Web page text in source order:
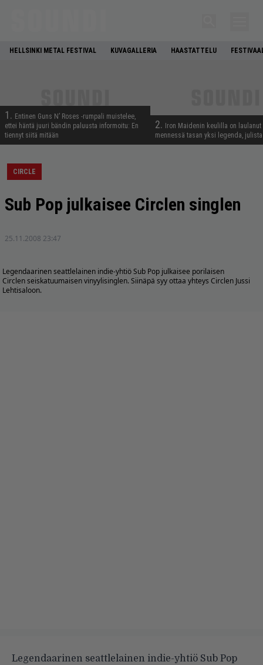
HELLSINKI METAL FESTIVAL KUVAGALLERIA HAASTATTELU
1. Entinen Guns N’ Roses -rumpali muistelee,
ettei häntä juuri bändin paluusta informoitu: En
tiennyt siitä mitään
2.
Iron Maidenin keulilla on laulanut
mennessä tasan yksi legenda,
CIRCLE
Sub Pop julkaisee Circlen singlen
25.11.2008 23:47
Legendaarinen seattlelainen indie-yhtiö Sub Pop julkaisee porilaisen
Circlen seiskatuumaisen vinyylisinglen. Siinäpä syy ottaa yhteys Circlen Jussi
Lehtisaloon.
Legendaarinen seattlelainen indie-yhtiö Sub Pop